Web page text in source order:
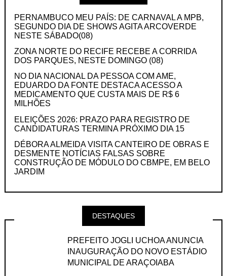
PERNAMBUCO MEU PAÍS: DE CARNAVAL A MPB,
SEGUNDO DIA DE SHOWS AGITA ARCOVERDE
NESTE SÁBADO(08)
ZONA NORTE DO RECIFE RECEBE A CORRIDA
DOS PARQUES, NESTE DOMINGO (08)
NO DIA NACIONAL DA PESSOA COM AME,
EDUARDO DA FONTE DESTACA ACESSO A
MEDICAMENTO QUE CUSTA MAIS DE R$ 6
MILHÕES
ELEIÇÕES 2026: PRAZO PARA REGISTRO DE
CANDIDATURAS TERMINA PRÓXIMO DIA 15
DÉBORA ALMEIDA VISITA CANTEIRO DE OBRAS E
DESMENTE NOTÍCIAS FALSAS SOBRE
CONSTRUÇÃO DE MÓDULO DO CBMPE, EM BELO
JARDIM
DESTAQUES
PREFEITO JOGLI UCHOA ANUNCIA
INAUGURAÇÃO DO NOVO ESTÁDIO
MUNICIPAL DE ARAÇOIABA